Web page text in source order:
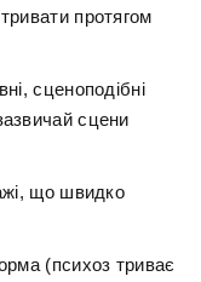
протягом
сценоподібні
сцени
що швидко
(психоз триває